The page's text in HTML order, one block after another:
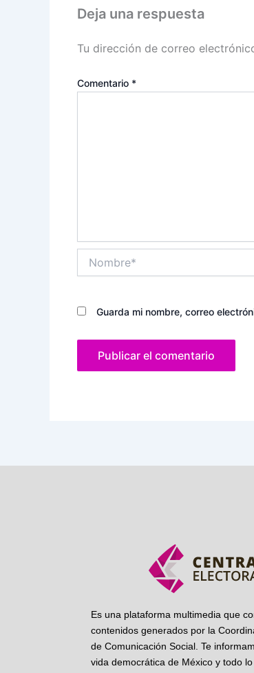
Deja una respuesta
Tu dirección de correo
Comentario *
Guarda mi nombre, correo
Es una plataforma multimedia que
contenidos generados por la
de Comunicación Social. Te
vida democrática de México y todo